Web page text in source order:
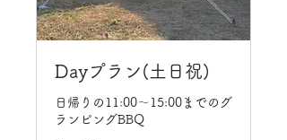
Dayプラン(土日祝)
日帰りの11:00〜15:00までのグ
ランピングBBQ